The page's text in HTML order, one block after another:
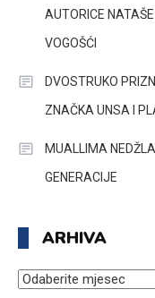
AUTORICE
VOGOŠĆI
DVOSTRUKO
ZNAČKA UNSA I
MUALLIMA
GENERACIJE
ARHIVA
ARHIVA